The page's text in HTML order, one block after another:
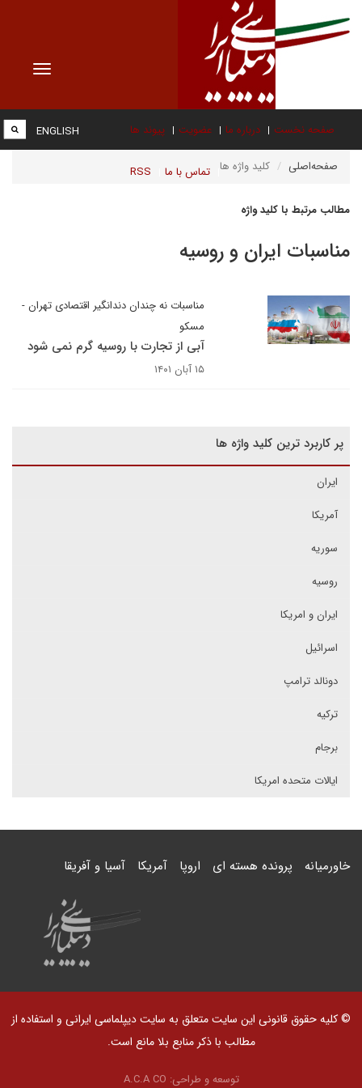
Toggle
صفحه نخست درباره ما عضویت پیوند ها
تماس با ما RSS
ENGLISH
صفحه‌اصلی کلید واژه ها
مطالب مرتبط با کلید واژه
مناسبات ایران و روسیه
مناسبات نه چندان دندانگیر اقتصادی تهران -
مسکو
آبی از تجارت با روسیه گرم نمی شود
۱۵ آبان ۱۴۰۱
پر کاربرد ترین کلید واژه ها
ایران
آمریکا
سوریه
روسیه
ایران و امریکا
اسرائیل
دونالد ترامپ
ترکیه
برجام
ایالات متحده امریکا
خاورمیانه پرونده هسته ای اروپا آمریکا آسیا و آفریقا
© کلیه حقوق قانونی این سایت متعلق به سایت دیپلماسی ایرانی و استفاده از
مطالب با ذکر منابع بلا مانع است.
توسعه و طراحی: A.C.A CO